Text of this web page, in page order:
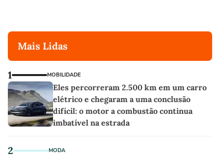
Mais Lidas
1 MOBILIDADE
Eles percorreram 2.500 km em um carro
elétrico e chegaram a uma conclusão
difícil: o motor a combustão continua
imbatível na estrada
2 MODA